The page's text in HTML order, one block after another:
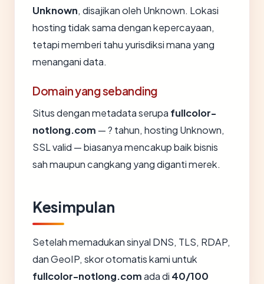
Unknown, disajikan oleh Unknown. Lokasi
hosting tidak sama dengan kepercayaan,
tetapi memberi tahu yurisdiksi mana yang
menangani data.
Domain yang sebanding
Situs dengan metadata serupa fullcolor-
notlong.com — ? tahun, hosting Unknown,
SSL valid — biasanya mencakup baik bisnis
sah maupun cangkang yang diganti merek.
Kesimpulan
Setelah memadukan sinyal DNS, TLS, RDAP,
dan GeoIP, skor otomatis kami untuk
fullcolor-notlong.comada di 40/100